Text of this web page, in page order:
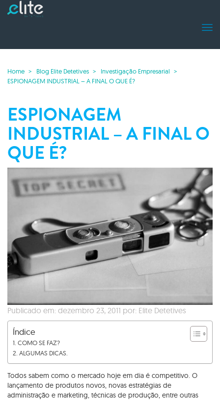
Home Blog Elite Detetives
Investigação Empresarial
ESPIONAGEM INDUSTRIAL – A FINAL O QUE É?
ESPIONAGEM
INDUSTRIAL – A FINAL O
QUE É?
Publicado em: dezembro 23, 2011 por: Elite Detetives
Índice
COMO SE FAZ?
ALGUMAS DICAS.
Todos sabem como o mercado hoje em dia é competitivo. O
lançamento de produtos novos, novas estratégias de
administração e marketing, técnicas de produção, entre outras